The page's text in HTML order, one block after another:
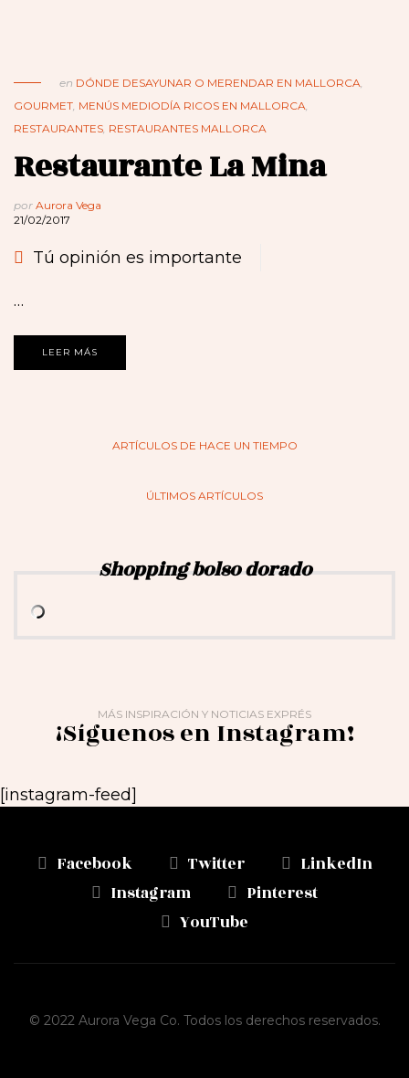
en DÓNDE DESAYUNAR O MERENDAR EN MALLORCA,
GOURMET, MENÚS MEDIODÍA RICOS EN MALLORCA,
RESTAURANTES, RESTAURANTES MALLORCA
Restaurante La Mina
por Aurora Vega
21/02/2017
Tú opinión es importante
…
LEER MÁS
ARTÍCULOS DE HACE UN TIEMPO
ÚLTIMOS ARTÍCULOS
Shopping bolso dorado
MÁS INSPIRACIÓN Y NOTICIAS EXPRÉS
¡Síguenos en Instagram!
[instagram-feed]
Facebook Twitter
LinkedIn
Instagram
Pinterest
YouTube
© 2022 Aurora Vega Co. Todos los derechos reservados.